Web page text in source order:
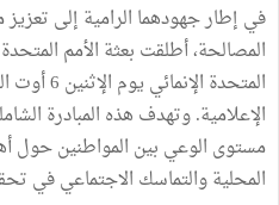
في إطار جهودهما الرامية إلى
المصالحة، أطلقت بعثة الأمم
المتحدة
الإعلامية. وتهدف هذه المبادرة
مستوى الوعي بين المواطنين حول
المحلية والتماسك الاجتماعي في